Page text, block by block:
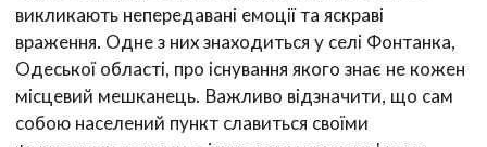
викликають непередавані емоції та яскраві
враження. Одне з них знаходиться у селі Фонтанка,
Одеської області, про існування якого знає не кожен
місцевий мешканець. Важливо відзначити, що сам
собою населений пункт славиться своїми